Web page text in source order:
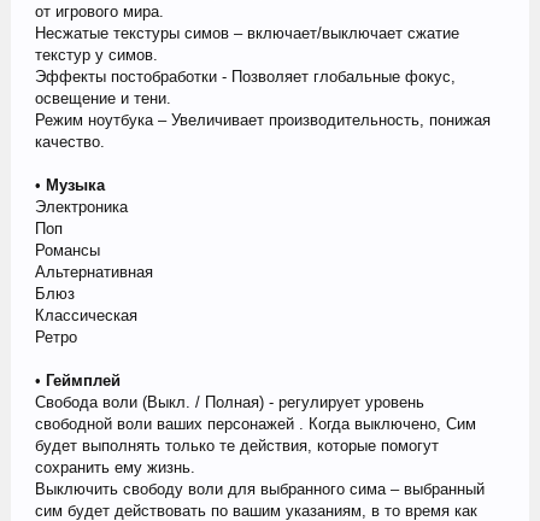
от игрового мира.
Несжатые текстуры симов – включает/выключает сжатие
текстур у симов.
Эффекты постобработки - Позволяет глобальные фокус,
освещение и тени.
Режим ноутбука – Увеличивает производительность, понижая
качество.
• Музыка
Электроника
Поп
Романсы
Альтернативная
Блюз
Классическая
Ретро
• Геймплей
Свобода воли (Выкл. / Полная) - регулирует уровень
свободной воли ваших персонажей . Когда выключено, Сим
будет выполнять только те действия, которые помогут
сохранить ему жизнь.
Выключить свободу воли для выбранного сима – выбранный
сим будет действовать по вашим указаниям, в то время как